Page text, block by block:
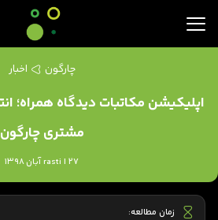
چارگون اخبار
مشتری چارگون
rasti | 27 آبان 1398
زمان مطالعه: